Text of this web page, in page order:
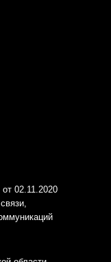
02.11.2020